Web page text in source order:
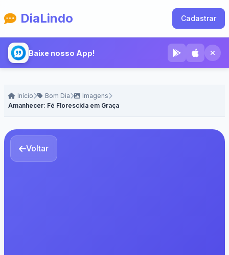
DiaLindo Cadastrar
Baixe nosso App!
Início Bom Dia
Imagens
Amanhecer: Fé Florescida em Graça
Voltar